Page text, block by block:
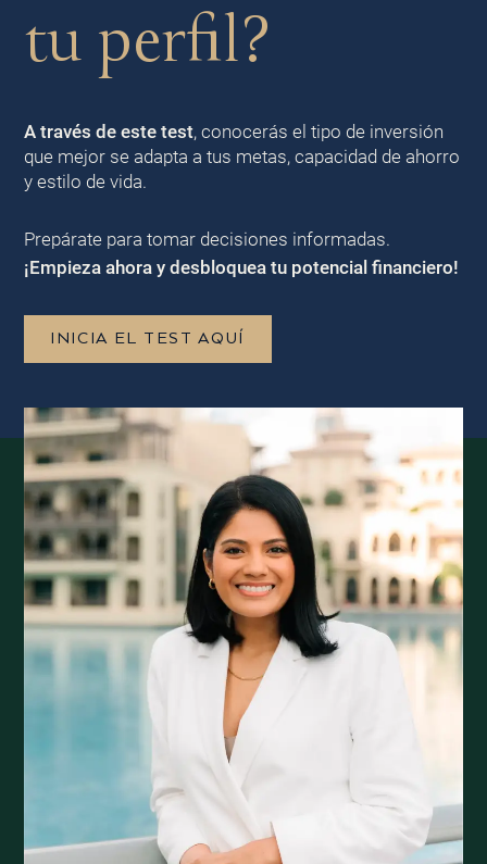
tu perfil?
A través de este test, conocerás el tipo de inversión
que mejor se adapta a tus metas, capacidad de ahorro
y estilo de vida.
Prepárate para tomar decisiones informadas.
¡Empieza ahora y desbloquea tu potencial financiero!
INICIA EL TEST AQUÍ